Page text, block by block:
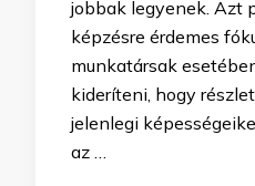
jobbak legyenek. Azt
képzésre érdemes
munkatársak
kideríteni, hogy
jelenlegi
az …